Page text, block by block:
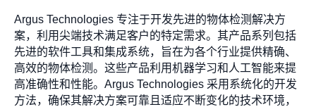
Argus Technologies 专注于开发先进的物体检测解决方
案，利用尖端技术满足客户的特定需求。其产品系列包括
先进的软件工具和集成系统，旨在为各个行业提供精确、
高效的物体检测。这些产品利用机器学习和人工智能来提
高准确性和性能。Argus Technologies 采用系统化的开发
方法，确保其解决方案可靠且适应不断变化的技术环境，